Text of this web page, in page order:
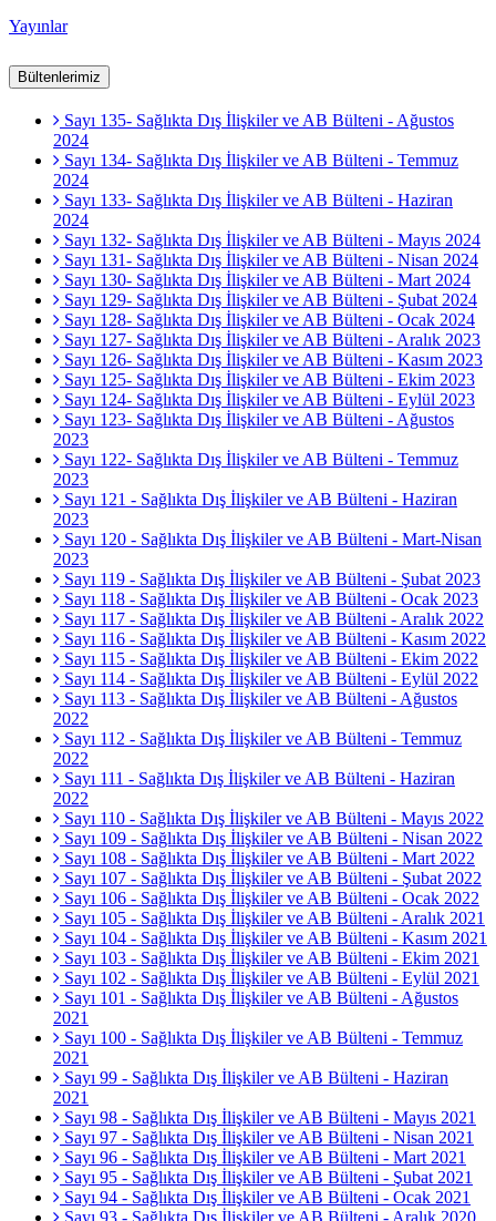
Yayınlar
Bültenlerimiz
Sayı 135- Sağlıkta Dış İlişkiler ve AB Bülteni - Ağustos
2024
Sayı 134- Sağlıkta Dış İlişkiler ve AB Bülteni - Temmuz
2024
Sayı 133- Sağlıkta Dış İlişkiler ve AB Bülteni - Haziran
2024
Sayı 132- Sağlıkta Dış İlişkiler ve AB Bülteni - Mayıs 2024
Sayı 131- Sağlıkta Dış İlişkiler ve AB Bülteni - Nisan 2024
Sayı 130- Sağlıkta Dış İlişkiler ve AB Bülteni - Mart 2024
Sayı 129- Sağlıkta Dış İlişkiler ve AB Bülteni - Şubat 2024
Sayı 128- Sağlıkta Dış İlişkiler ve AB Bülteni - Ocak 2024
Sayı 127- Sağlıkta Dış İlişkiler ve AB Bülteni - Aralık 2023
Sayı 126- Sağlıkta Dış İlişkiler ve AB Bülteni - Kasım 2023
Sayı 125- Sağlıkta Dış İlişkiler ve AB Bülteni - Ekim 2023
Sayı 124- Sağlıkta Dış İlişkiler ve AB Bülteni - Eylül 2023
Sayı 123- Sağlıkta Dış İlişkiler ve AB Bülteni - Ağustos
2023
Sayı 122- Sağlıkta Dış İlişkiler ve AB Bülteni - Temmuz
2023
Sayı 121 - Sağlıkta Dış İlişkiler ve AB Bülteni - Haziran
2023
Sayı 120 - Sağlıkta Dış İlişkiler ve AB Bülteni - Mart-Nisan
2023
Sayı 119 - Sağlıkta Dış İlişkiler ve AB Bülteni - Şubat 2023
Sayı 118 - Sağlıkta Dış İlişkiler ve AB Bülteni - Ocak 2023
Sayı 117 - Sağlıkta Dış İlişkiler ve AB Bülteni - Aralık 2022
Sayı 116 - Sağlıkta Dış İlişkiler ve AB Bülteni - Kasım 2022
Sayı 115 - Sağlıkta Dış İlişkiler ve AB Bülteni - Ekim 2022
Sayı 114 - Sağlıkta Dış İlişkiler ve AB Bülteni - Eylül 2022
Sayı 113 - Sağlıkta Dış İlişkiler ve AB Bülteni - Ağustos
2022
Sayı 112 - Sağlıkta Dış İlişkiler ve AB Bülteni - Temmuz
2022
Sayı 111 - Sağlıkta Dış İlişkiler ve AB Bülteni - Haziran
2022
Sayı 110 - Sağlıkta Dış İlişkiler ve AB Bülteni - Mayıs 2022
Sayı 109 - Sağlıkta Dış İlişkiler ve AB Bülteni - Nisan 2022
Sayı 108 - Sağlıkta Dış İlişkiler ve AB Bülteni - Mart 2022
Sayı 107 - Sağlıkta Dış İlişkiler ve AB Bülteni - Şubat 2022
Sayı 106 - Sağlıkta Dış İlişkiler ve AB Bülteni - Ocak 2022
Sayı 105 - Sağlıkta Dış İlişkiler ve AB Bülteni - Aralık 2021
Sayı 104 - Sağlıkta Dış İlişkiler ve AB Bülteni - Kasım 2021
Sayı 103 - Sağlıkta Dış İlişkiler ve AB Bülteni - Ekim 2021
Sayı 102 - Sağlıkta Dış İlişkiler ve AB Bülteni - Eylül 2021
Sayı 101 - Sağlıkta Dış İlişkiler ve AB Bülteni - Ağustos
2021
Sayı 100 - Sağlıkta Dış İlişkiler ve AB Bülteni - Temmuz
2021
Sayı 99 - Sağlıkta Dış İlişkiler ve AB Bülteni - Haziran
2021
Sayı 98 - Sağlıkta Dış İlişkiler ve AB Bülteni - Mayıs 2021
Sayı 97 - Sağlıkta Dış İlişkiler ve AB Bülteni - Nisan 2021
Sayı 96 - Sağlıkta Dış İlişkiler ve AB Bülteni - Mart 2021
Sayı 95 - Sağlıkta Dış İlişkiler ve AB Bülteni - Şubat 2021
Sayı 94 - Sağlıkta Dış İlişkiler ve AB Bülteni - Ocak 2021
Sayı 93 - Sağlıkta Dış İlişkiler ve AB Bülteni - Aralık 2020